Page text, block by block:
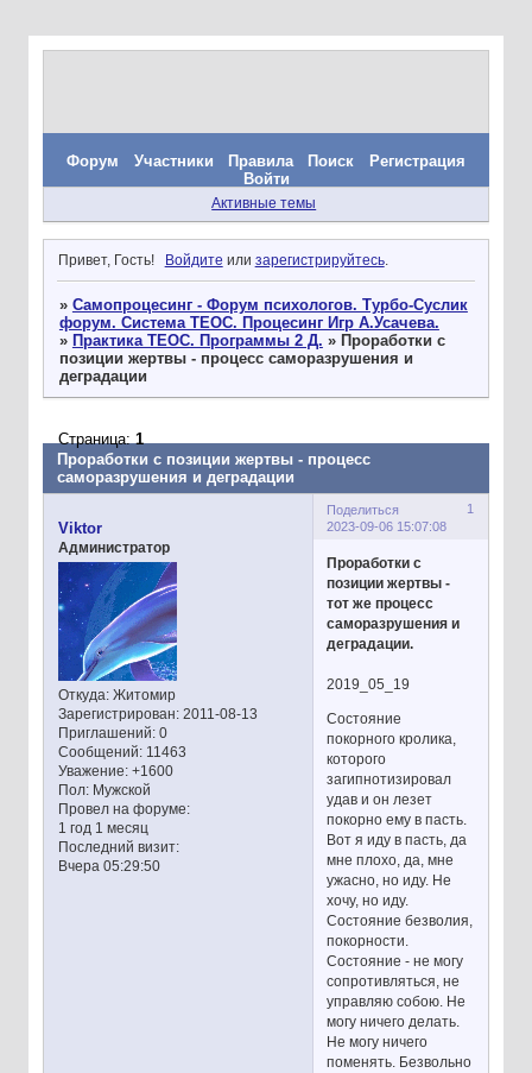
Форум Участники Правила Поиск
Регистрация
Войти
Активные темы
Привет, Гость! Войдите или зарегистрируйтесь.
» Самопроцесинг - Форум психологов. Турбо-Суслик
форум. Система ТЕОС. Процесинг Игр А.Усачева.
» Практика ТЕОС. Программы 2 Д. » Проработки с
позиции жертвы - процесс саморазрушения и
деградации
Проработки с позиции жертвы - процесс
саморазрушения и деградации
Страница:1
Поделиться
1
2023-09-06 15:07:08
Viktor
Администратор
Откуда:Житомир
Зарегистрирован: 2011-08-13
Приглашений:0
Сообщений:11463
Уважение: +1600
Пол:Мужской
Провел на форуме:
1 год 1 месяц
Последний визит:
Вчера 05:29:50
Проработки с
позиции жертвы -
тот же процесс
саморазрушения и
деградации.
2019_05_19
Состояние
покорного кролика,
которого
загипнотизировал
удав и он лезет
покорно ему в пасть.
Вот я иду в пасть, да
мне плохо, да, мне
ужасно, но иду. Не
хочу, но иду.
Состояние безволия,
покорности.
Состояние - не могу
сопротивляться, не
управляю собою. Не
могу ничего делать.
Не могу ничего
поменять. Безвольно